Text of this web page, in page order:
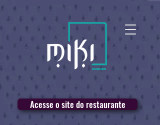
Acesse o site do restaurante